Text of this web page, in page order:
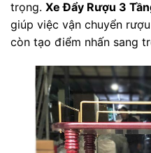
trọng. Xe Đẩy Rượu 3
giúp việc vận chuyển
còn tạo điểm nhấn sang